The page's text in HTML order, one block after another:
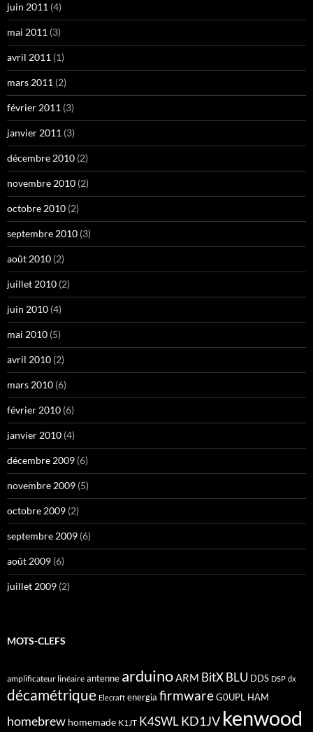
juin 2011 (4)
mai 2011 (3)
avril 2011 (1)
mars 2011 (2)
février 2011 (3)
janvier 2011 (3)
décembre 2010 (2)
novembre 2010 (2)
octobre 2010 (2)
septembre 2010 (3)
août 2010 (2)
juillet 2010 (2)
juin 2010 (4)
mai 2010 (5)
avril 2010 (2)
mars 2010 (6)
février 2010 (6)
janvier 2010 (4)
décembre 2009 (6)
novembre 2009 (5)
octobre 2009 (2)
septembre 2009 (6)
août 2009 (6)
juillet 2009 (2)
MOTS-CLEFS
amplificateur linéaire antenne arduinoARM BitX BLU DDS DSP dx
décamétrique Elecraft energia firmwareG0UPL HAM
homebrew homemade K1JT K4SWL KD1JV kenwood